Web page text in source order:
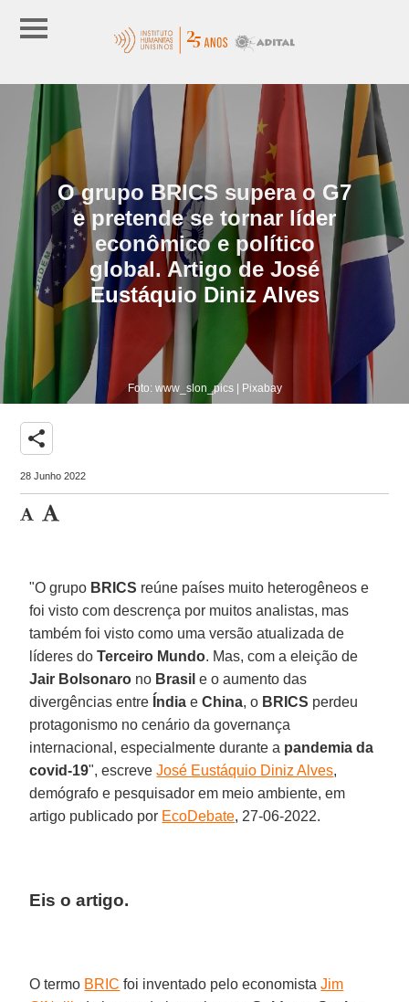
O grupo BRICS supera o G7
e pretende se tornar líder
econômico e político
global. Artigo de José
Eustáquio Diniz Alves
Foto: www_slon_pics | Pixabay
share
28 Junho 2022
"O grupo BRICS reúne países muito heterogêneos e
foi visto com descrença por muitos analistas, mas
também foi visto como uma versão atualizada de
líderes doTerceiro Mundo. Mas, com a eleição de
Jair Bolsonaro no Brasil e o aumento das
divergências entre Índia eChina, o BRICS perdeu
protagonismo no cenário da governança
internacional, especialmente durante a pandemia da
covid-19", escreveJosé Eustáquio Diniz Alves,
demógrafo e pesquisador em meio ambiente, em
artigo publicado por EcoDebate, 27-06-2022.
Eis o artigo.
O termo BRIC foi inventado pelo economistaJim